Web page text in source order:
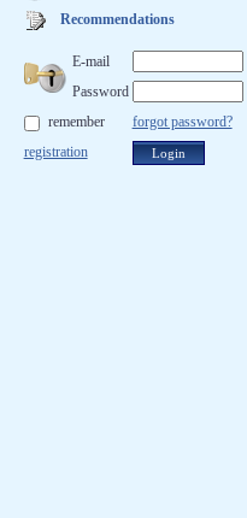
Recommendations
E-mail
Password
forgot password?
remember
registration